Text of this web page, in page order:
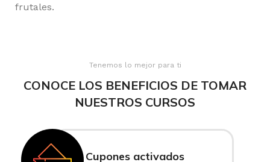
frutales.
Tenemos lo mejor para ti
CONOCE LOS BENEFICIOS DE TOMAR
NUESTROS CURSOS
Cupones activados